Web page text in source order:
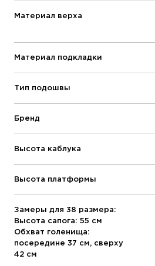
Материал верха
Материал подкладки
Тип подошвы
Бренд
Высота каблука
Высота платформы
Замеры для 38 размера:
Высота сапога: 55 см
Обхват голенища:
посередине 37 см, сверху
42 см